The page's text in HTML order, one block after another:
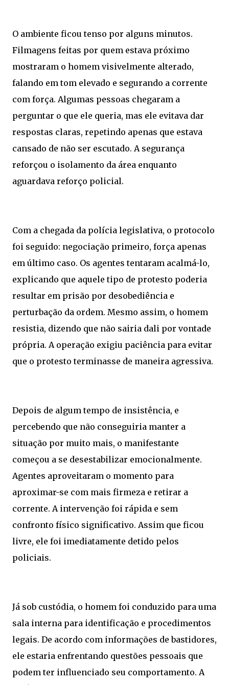
O ambiente ficou tenso por alguns minutos.
Filmagens feitas por quem estava próximo
mostraram o homem visivelmente alterado,
falando em tom elevado e segurando a corrente
com força. Algumas pessoas chegaram a
perguntar o que ele queria, mas ele evitava dar
respostas claras, repetindo apenas que estava
cansado de não ser escutado. A segurança
reforçou o isolamento da área enquanto
aguardava reforço policial.
Com a chegada da polícia legislativa, o protocolo
foi seguido: negociação primeiro, força apenas
em último caso. Os agentes tentaram acalmá-lo,
explicando que aquele tipo de protesto poderia
resultar em prisão por desobediência e
perturbação da ordem. Mesmo assim, o homem
resistia, dizendo que não sairia dali por vontade
própria. A operação exigiu paciência para evitar
que o protesto terminasse de maneira agressiva.
Depois de algum tempo de insistência, e
percebendo que não conseguiria manter a
situação por muito mais, o manifestante
começou a se desestabilizar emocionalmente.
Agentes aproveitaram o momento para
aproximar-se com mais firmeza e retirar a
corrente. A intervenção foi rápida e sem
confronto físico significativo. Assim que ficou
livre, ele foi imediatamente detido pelos
policiais.
Já sob custódia, o homem foi conduzido para uma
sala interna para identificação e procedimentos
legais. De acordo com informações de bastidores,
ele estaria enfrentando questões pessoais que
podem ter influenciado seu comportamento. A